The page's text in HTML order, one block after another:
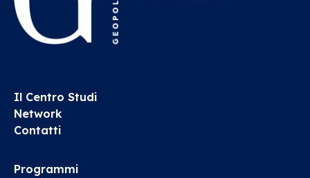
Il Centro Studi
Network
Contatti
Programmi